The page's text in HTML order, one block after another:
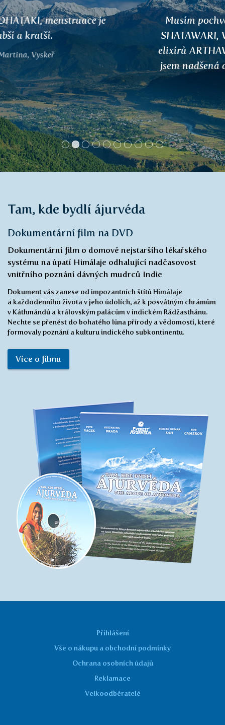
Musím pochválit vaše čaje RANJAKA,
SHATAWARI, VIDANGA a ASHOKA a z
elixírů ARTHAVAPRASH. Skvěle fungují,
jsem nadšená a nedám na vás dopustit!
Lenka
Tam, kde bydlí ájurvéda
Dokumentární film na DVD
Dokumentární film o domově nejstaršího lékařského
systému na úpatí Himálaje odhalující nadčasovost
vnitřního poznání dávných mudrců Indie
Dokument vás zanese od impozantních štítů Himálaje
a každodenního života v jeho údolích, až k posvátným chrámům
v Káthmándú a královským palácům v indickém Rádžasthánu.
Nechte se přenést do bohatého lůna přírody a vědomostí, které
formovaly poznání a kulturu indického subkontinentu.
Více o filmu
Přihlášení
Vše o nákupu a obchodní podmínky
Ochrana osobních údajů
Reklamace
Velkoodběratelé